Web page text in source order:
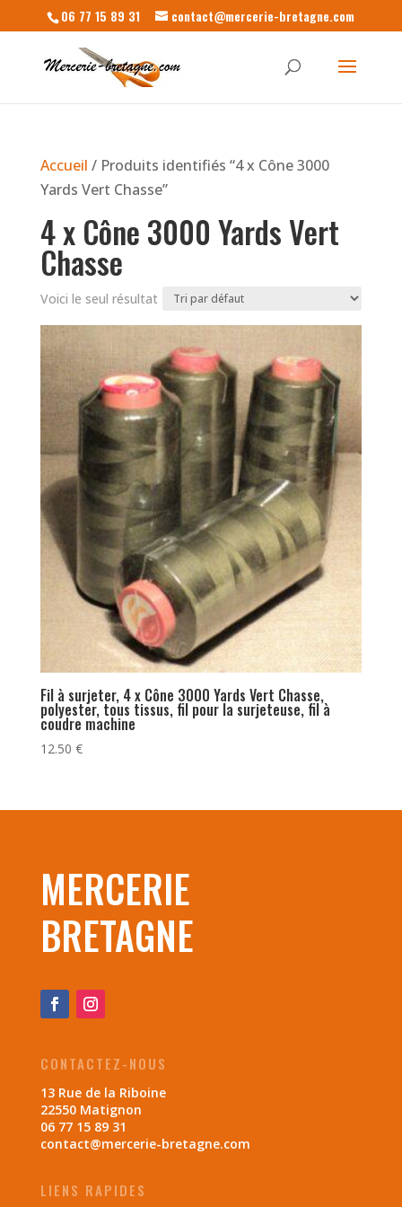
06 77 15 89 31 contact@mercerie-bretagne.com
Accueil / Produits identifiés “4 x Cône 3000
Yards Vert Chasse”
4 x Cône 3000 Yards Vert
Chasse
Voici le seul résultat
Fil à surjeter, 4 x Cône 3000 Yards Vert Chasse,
polyester, tous tissus, fil pour la surjeteuse, fil à
coudre machine
12.50 €
MERCERIE
BRETAGNE
CONTACTEZ-NOUS
13 Rue de la Riboine
22550 Matignon
06 77 15 89 31
contact@mercerie-bretagne.com
LIENS RAPIDES